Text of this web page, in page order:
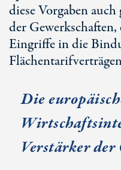
diese Vorgaben
der
Eingriffe in die
Die
Verstärker